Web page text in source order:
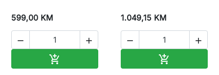
599,00 KM
 

1.049,15 KM
 
